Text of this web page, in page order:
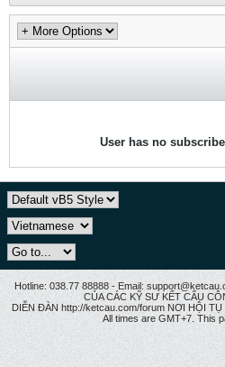
User has no
Hotline: 038.77 88888 - Email:
CỦA CÁC KỸ SƯ KẾT CẤU
DIỄN ĐÀN http://ketcau.com/forum NƠI HỘI
All times are GMT+7. This